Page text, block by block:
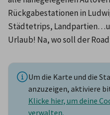
Rückgabestationen in
Städtetrips,
Urlaub! Na, wo soll der
Um die Karte und die
anzuzeigen, aktiviere
Klicke hier, um deine
verwalten.